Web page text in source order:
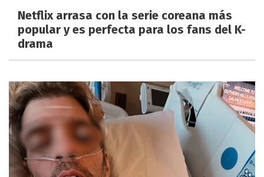
Netflix arrasa con la serie coreana más
popular y es perfecta para los fans del K-
drama